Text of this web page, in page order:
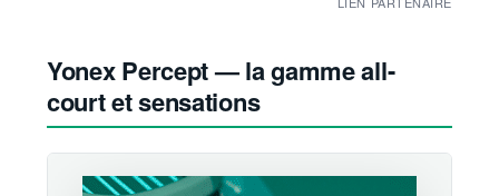
Yonex Percept — la gamme all-
court et sensations